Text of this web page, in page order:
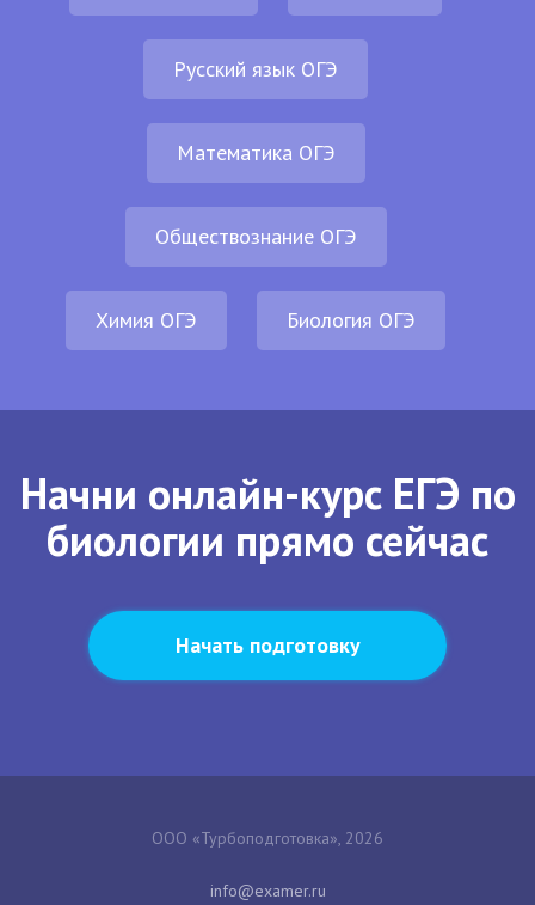
Русский язык ОГЭ
Математика ОГЭ
Обществознание ОГЭ
Химия ОГЭ Биология ОГЭ
Начни онлайн-курс ЕГЭ по
биологии прямо сейчас
Начать подготовку
ООО «Турбоподготовка», 2026